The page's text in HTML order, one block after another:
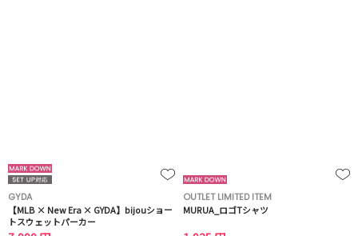
GYDA
【MLB × New Era × GYDA】bijouショー
トスウェットパーカー
OUTLET LIMITED ITEM
MURUA_ロゴTシャツ